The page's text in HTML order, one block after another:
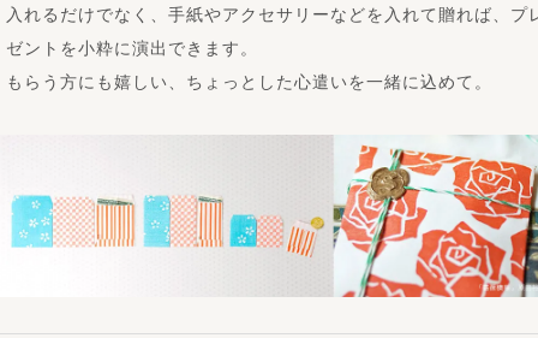
入れるだけでなく、手紙やアクセサリーなどを入れて贈れば、プ
ゼントを小粋に演出できます。
もらう方にも嬉しい、ちょっとした心遣いを一緒に込めて。